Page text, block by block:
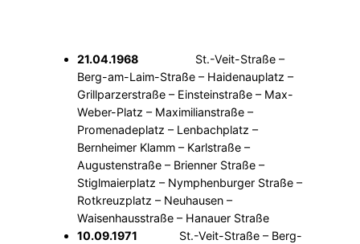
21.04.1968
St.-Veit-Straße –
Berg-am-Laim-Straße – Haidenauplatz –
Grillparzerstraße – Einsteinstraße – Max-
Weber-Platz – Maximilianstraße –
Promenadeplatz – Lenbachplatz –
Bernheimer Klamm – Karlstraße –
Augustenstraße – Brienner Straße –
Stiglmaierplatz – Nymphenburger Straße –
Rotkreuzplatz – Neuhausen –
Waisenhausstraße – Hanauer Straße
10.09.1971 St.-Veit-Straße – Berg-